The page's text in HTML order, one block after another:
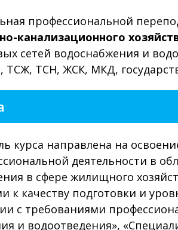
профессиональной
канализационного
сетей водоснабжения и
ТСЖ, ТСН, ЖСК, МКД,
курса направлена на
деятельности в
в сфере жилищного
к качеству подготовки и
с требованиями
и водоотведения»,